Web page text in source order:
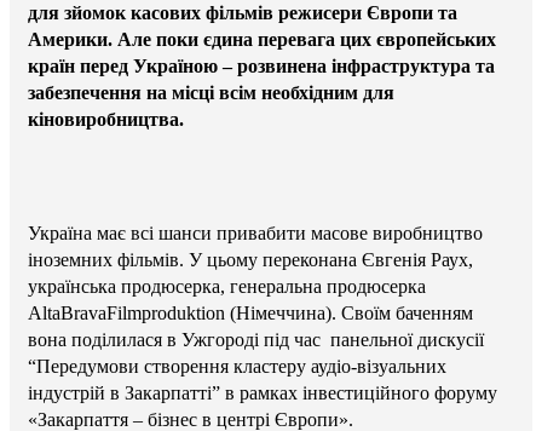
для зйомок касових фільмів режисери Європи та
Америки. Але поки єдина перевага цих європейських
країн перед Україною – розвинена інфраструктура та
забезпечення на місці всім необхідним для
кіновиробництва.
Україна має всі шанси привабити масове виробництво
іноземних фільмів. У цьому переконана Євгенія Раух,
українська продюсерка, генеральна продюсерка
AltaBravaFilmproduktion (Німеччина). Своїм баченням
вона поділилася в Ужгороді під час панельної дискусії
“Передумови створення кластеру аудіо-візуальних
індустрій в Закарпатті” в рамках інвестиційного форуму
«Закарпаття – бізнес в центрі Європи».